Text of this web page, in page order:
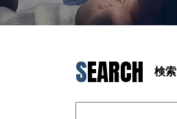
SEARCH 検索